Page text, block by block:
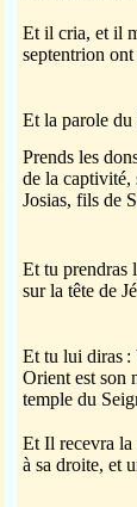
Et il cria, et il
septentrion
Et la parole
Prends les
de la
Josias, fils de
Et tu prendras
sur la tête de
Et tu lui diras :
Orient est son
temple du
Et Il recevra la
à sa droite, et